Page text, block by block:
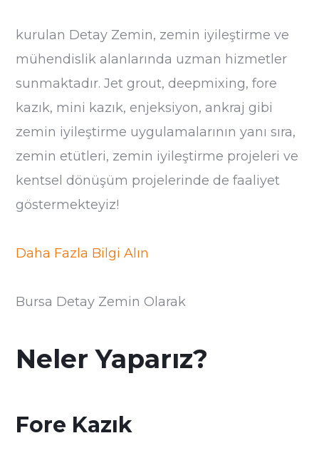
kurulan Detay Zemin, zemin iyileştirme ve
mühendislik alanlarında uzman hizmetler
sunmaktadır. Jet grout, deepmixing, fore
kazık, mini kazık, enjeksiyon, ankraj gibi
zemin iyileştirme uygulamalarının yanı sıra,
zemin etütleri, zemin iyileştirme projeleri ve
kentsel dönüşüm projelerinde de faaliyet
göstermekteyiz!
Daha Fazla Bilgi Alın
Bursa Detay Zemin Olarak
Neler Yaparız?
Fore Kazık